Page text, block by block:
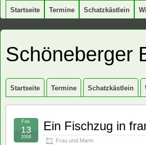
Startseite Termine Schatzkästlein
Schöneberger
Startseite Termine Schatzkästlein
Ein Fischzug in
Frau und Mann
Feb.
13
2008